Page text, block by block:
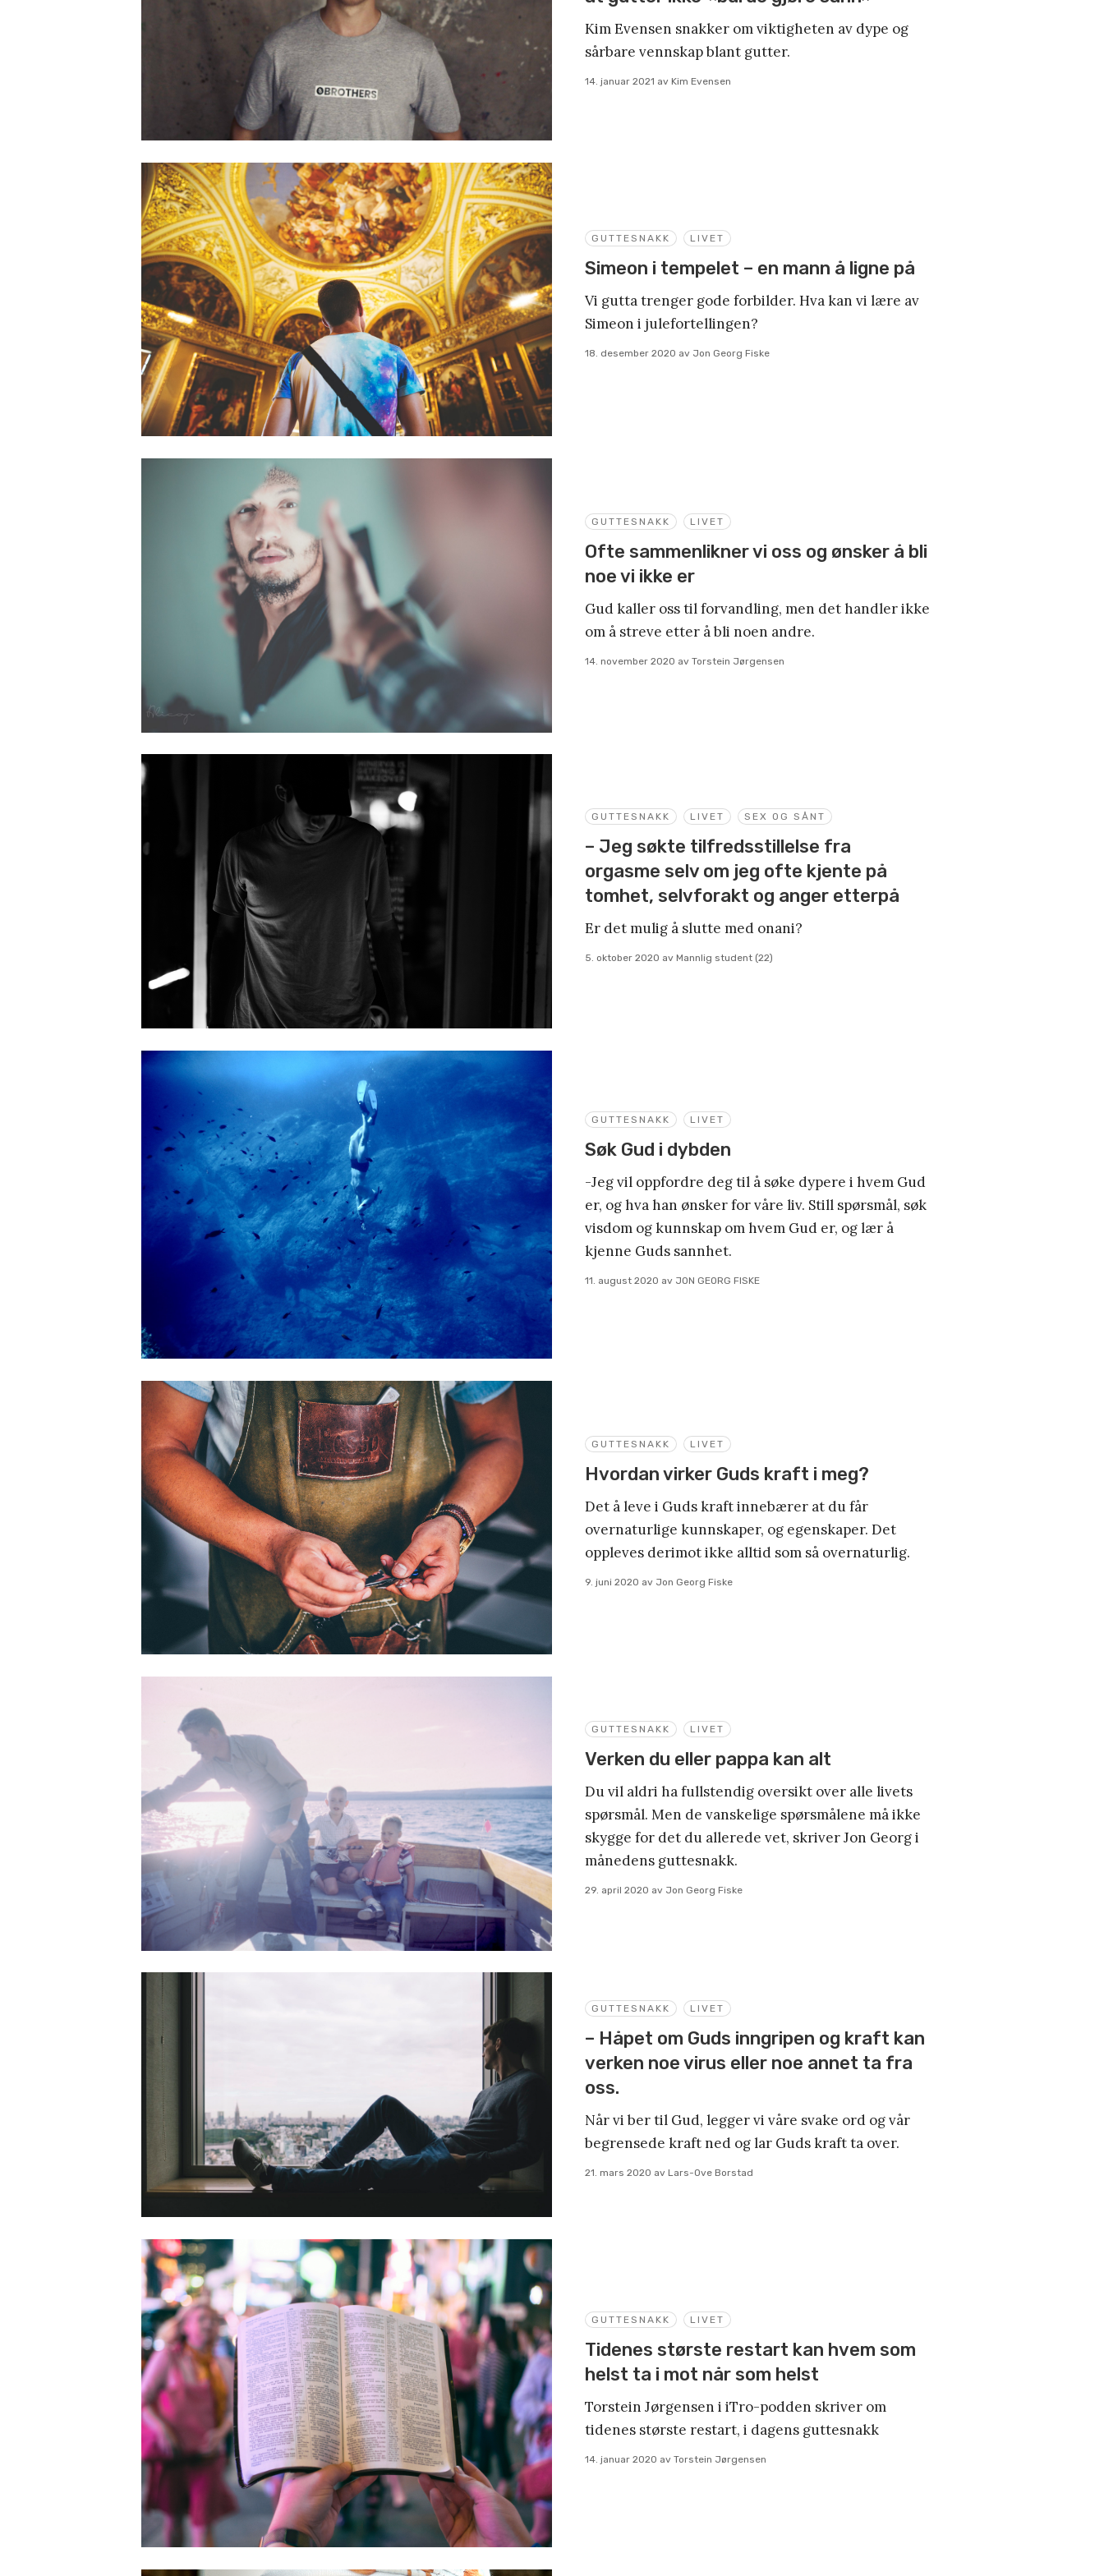
Kim Evensen snakker om viktigheten av dype og
sårbare vennskap blant gutter.
14. januar 2021 av Kim Evensen
GUTTESNAKK LIVET
Simeon i tempelet – en mann å ligne på
Vi gutta trenger gode forbilder. Hva kan vi lære av
Simeon i julefortellingen?
18. desember 2020 av Jon Georg Fiske
GUTTESNAKK LIVET
Ofte sammenlikner vi oss og ønsker å bli
noe vi ikke er
Gud kaller oss til forvandling, men det handler ikke
om å streve etter å bli noen andre.
14. november 2020 av Torstein Jørgensen
GUTTESNAKK LIVET SEX OG SÅNT
– Jeg søkte tilfredsstillelse fra
orgasme selv om jeg ofte kjente på
tomhet, selvforakt og anger etterpå
Er det mulig å slutte med onani?
5. oktober 2020 av Mannlig student (22)
GUTTESNAKK LIVET
Søk Gud i dybden
-Jeg vil oppfordre deg til å søke dypere i hvem Gud
er, og hva han ønsker for våre liv. Still spørsmål, søk
visdom og kunnskap om hvem Gud er, og lær å
kjenne Guds sannhet.
11. august 2020 av JON GEORG FISKE
GUTTESNAKK LIVET
Hvordan virker Guds kraft i meg?
Det å leve i Guds kraft innebærer at du får
overnaturlige kunnskaper, og egenskaper. Det
oppleves derimot ikke alltid som så overnaturlig.
9. juni 2020 av Jon Georg Fiske
GUTTESNAKK LIVET
Verken du eller pappa kan alt
Du vil aldri ha fullstendig oversikt over alle livets
spørsmål. Men de vanskelige spørsmålene må ikke
skygge for det du allerede vet, skriver Jon Georg i
månedens guttesnakk.
29. april 2020 av Jon Georg Fiske
GUTTESNAKK LIVET
– Håpet om Guds inngripen og kraft kan
verken noe virus eller noe annet ta fra
oss.
Når vi ber til Gud, legger vi våre svake ord og vår
begrensede kraft ned og lar Guds kraft ta over.
21. mars 2020 av Lars-Ove Borstad
GUTTESNAKK LIVET
Tidenes største restart kan hvem som
helst ta i mot når som helst
Torstein Jørgensen i iTro-podden skriver om
tidenes største restart, i dagens guttesnakk
14. januar 2020 av Torstein Jørgensen